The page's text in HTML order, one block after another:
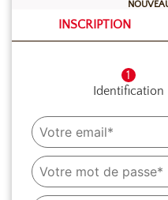
INSCRIPTION
Identification